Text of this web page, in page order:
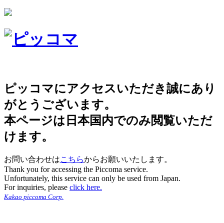
ピッコマにアクセスいただき誠にあり
がとうございます。
本ページは日本国内でのみ閲覧いただ
けます。
お問い合わせはこちらからお願いいたします。
Thank you for accessing the Piccoma service.
Unfortunately, this service can only be used from Japan.
For inquiries, please click here.
Kakao piccoma Corp.